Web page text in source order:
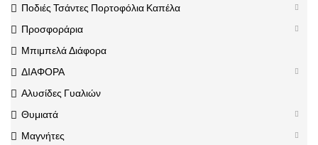
Ποδιές Τσάντες Πορτοφόλια Καπέλα
Προσφοράρια
Μπιμπελά Διάφορα
ΔΙΑΦΟΡΑ
Αλυσίδες Γυαλιών
Θυμιατά
Μαγνήτες